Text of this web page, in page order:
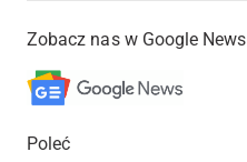
Zobacz nas w Google News
Poleć